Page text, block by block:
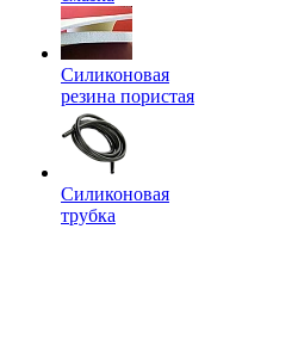
Силиконовая
резина пористая
Силиконовая
трубка